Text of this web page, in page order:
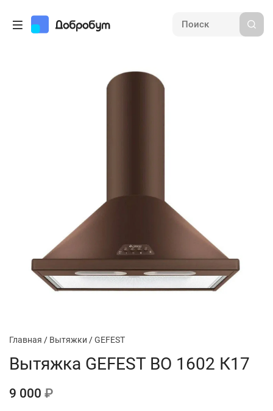
Главная / Вытяжки /GEFEST
Вытяжка GEFEST ВО 1602 К17
9 000 ₽